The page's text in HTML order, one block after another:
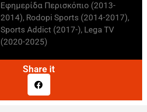
Εφημερίδα Περισκόπιο (2013-
2014), Rodopi Sports (2014-2017),
Sports Addict (2017-), Lega TV
(2020-2025)
Share it